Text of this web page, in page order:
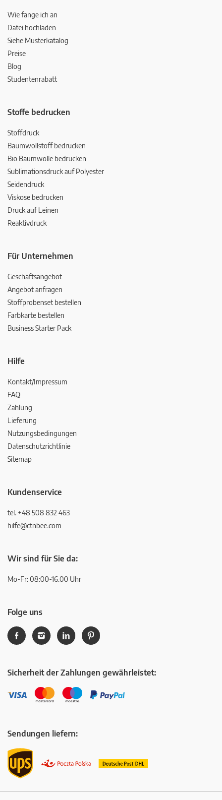
Wie fange ich an
Datei hochladen
Siehe Musterkatalog
Preise
Blog
Studentenrabatt
Stoffe bedrucken
Stoffdruck
Baumwollstoff bedrucken
Bio Baumwolle bedrucken
Sublimationsdruck auf Polyester
Seidendruck
Viskose bedrucken
Druck auf Leinen
Reaktivdruck
Für Unternehmen
Geschäftsangebot
Angebot anfragen
Stoffprobenset bestellen
Farbkarte bestellen
Business Starter Pack
Hilfe
Kontakt/Impressum
FAQ
Zahlung
Lieferung
Nutzungsbedingungen
Datenschutzrichtlinie
Sitemap
Kundenservice
tel. +48 508 832 463
hilfe@ctnbee.com
Wir sind für Sie da:
Mo-Fr: 08:00-16.00 Uhr
Folge uns
Sicherheit der Zahlungen gewährleistet:
Sendungen liefern: